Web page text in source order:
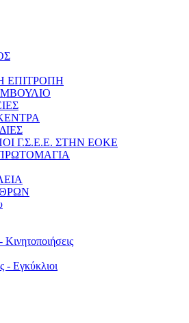
ΕΠΙΤΡΟΠΗ
Γ.Σ.Ε.Ε. ΣΤΗΝ ΕΟΚΕ
- Εγκύκλιοι